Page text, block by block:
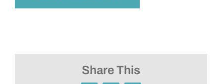
Share This